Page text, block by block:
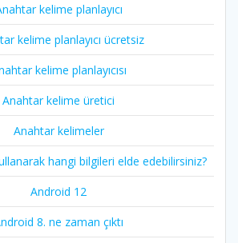
kelime planlayıcı
kelime planlayıcı ücretsiz
kelime planlayıcısı
Anahtar kelime üretici
Anahtar kelimeler
hangi bilgileri elde edebilirsiniz?
Android 12
8. ne zaman çıktı